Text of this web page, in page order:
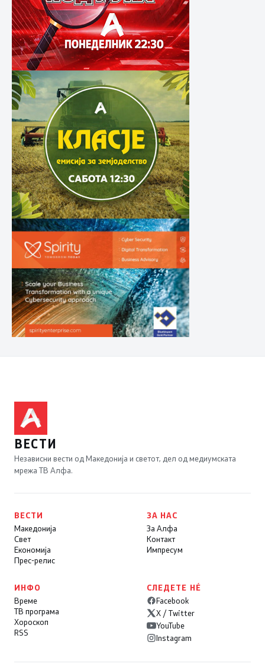
ВЕСТИ
Независни вести од Македонија и светот, дел од медиумската
мрежа ТВ Алфа.
ВЕСТИ
Македонија
Свет
Економија
Прес-релис
ЗА НАС
За Алфа
Контакт
Импресум
ИНФО
Време
ТВ програма
Хороскоп
RSS
СЛЕДЕТЕ НÉ
Facebook
X / Twitter
YouTube
Instagram